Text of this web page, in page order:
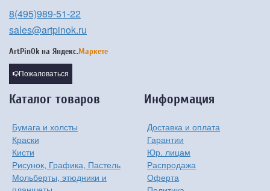
8(495)989-51-22
sales@artpinok.ru
ArtPinOk на Яндекс.Маркете
Пожаловаться
Каталог товаров
Бумага и холсты
Краски
Кисти
Рисунок, Графика, Пастель
Мольберты, этюдники и
Информация
Доставка и оплата
Гарантии
Юр. лицам
Распродажа
Оферта